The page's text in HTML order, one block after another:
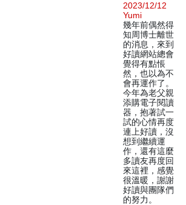
2023/12/12
Yumi
幾年前偶然得
知周博士離世
的消息，來到
好讀網站總會
覺得有點悵
然，也以為不
會再運作了。
今年為老父親
添購電子閱讀
器，抱著試一
試的心情再度
連上好讀，沒
想到繼續運
作，還有這麼
多讀友再度回
來這裡，感覺
很溫暖，謝謝
好讀與團隊們
的努力。